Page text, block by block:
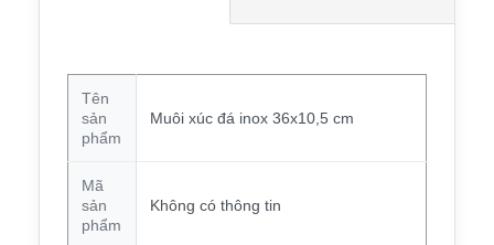
Tên
sản
phẩm
Muôi xúc đá inox 36x10,5 cm
Mã
sản
phẩm
Không có thông tin